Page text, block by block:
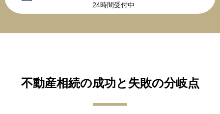
24時間受付中
不動産相続の成功と失敗の分岐点